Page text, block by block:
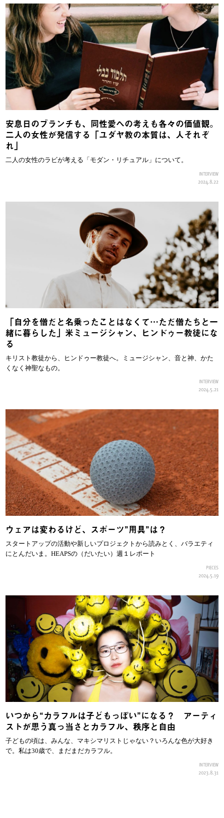
安息日のブランチも、同性愛への考えも各々の価値観。
二人の女性が発信する「ユダヤ教の本質は、人それぞ
れ」
二人の女性のラビが考える「モダン・リチュアル」について。
INTERVIEW
2024.8.22
「自分を僧だと名乗ったことはなくて…ただ僧たちと一
緒に暮らした」米ミュージシャン、ヒンドゥー教徒にな
る
キリスト教徒から、ヒンドゥー教徒へ。ミュージシャン、音と神、かた
くなく神聖なもの。
INTERVIEW
2024.5.21
ウェアは変わるけど、スポーツ”用具”は？
スタートアップの活動や新しいプロジェクトから読みとく、バラエティ
にとんだいま。HEAPSの（だいたい）週１レポート
PIECES
2024.5.19
いつから“カラフルは子どもっぽい”になる？ アーティ
ストが思う真っ当さとカラフル、秩序と自由
子どもの頃は、みんな、マキシマリストじゃない？いろんな色が大好き
で。私は30歳で、まだまだカラフル。
INTERVIEW
2023.8.31